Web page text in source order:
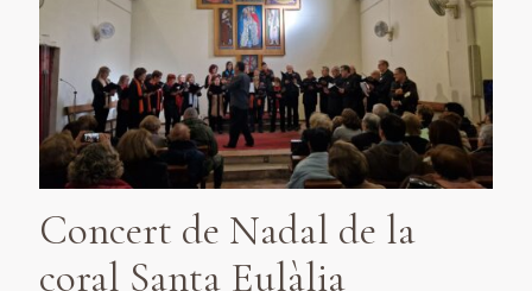
Concert de Nadal de la
coral Santa Eulàlia